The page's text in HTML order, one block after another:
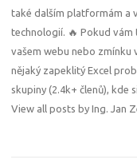
také dalším platformám a
technologií. 🔥 Pokud vám
vašem webu nebo zmínku
nějaký zapeklitý Excel
skupiny (2.4k+ členů), kde
View all posts by Ing. Jan